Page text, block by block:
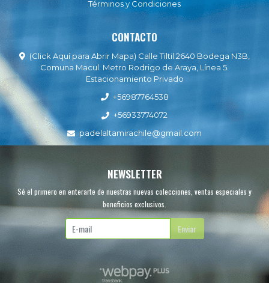
Términos y Condiciones
CONTACTO
(Click Aquí para Abrir Mapa) Calle Tiltil 2640 Bodega N3B,
Comuna Macul. Metro Rodrigo de Araya, Línea 5.
Estacionamiento Privado
+56987764538
+56933774072
padelaltamirachile@gmail.com
NEWSLETTER
Sé el primero en enterarte de nuestras nuevas colecciones, ventas especiales y
beneficios exclusivos.
Enviar